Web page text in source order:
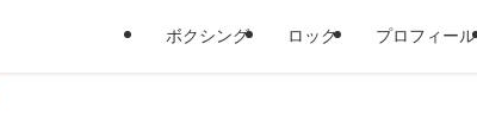
ボクシング ロック プロフィール